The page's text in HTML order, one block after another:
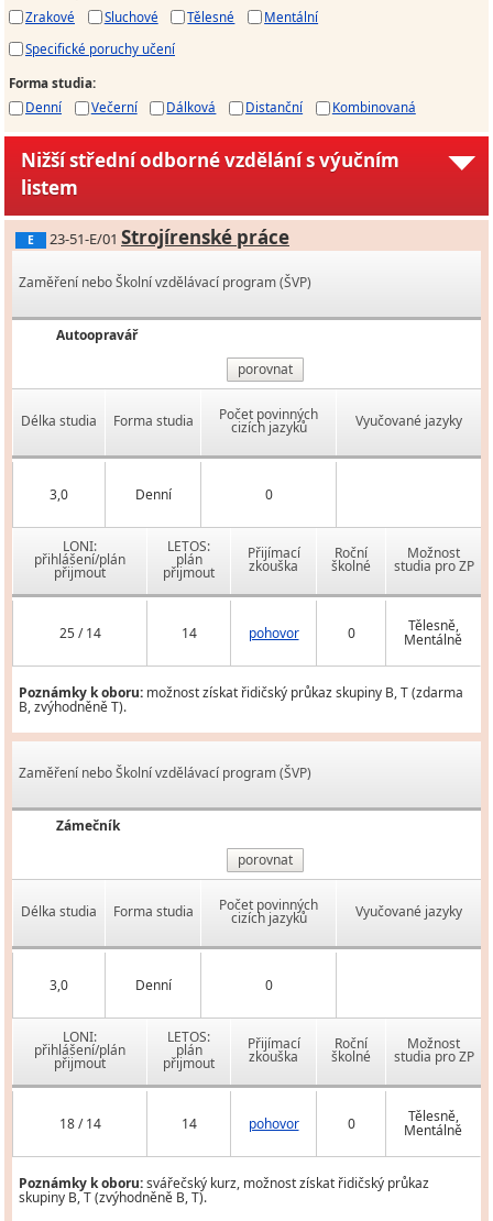
Zrakové
Sluchové Tělesné
Mentální
Specifické poruchy učení
Forma studia:
Denní
Večerní Dálková Distanční Kombinovaná
Nižší střední odborné vzdělání s výučním
listem
E 23-51-E/01 Strojírenské práce
Zaměření nebo Školní vzdělávací program (ŠVP)
Autoopravář
porovnat
Délka studia Forma studia Počet povinných
cizích jazyků Vyučované jazyky
3,0 Denní 0
LONI:
přihlášení/plán
přijmout
LETOS:
plán
přijmout
Přijímací
zkouška
Roční
školné
Možnost
studia pro ZP
25 / 14 14 pohovor 0 Tělesně,
Mentálně
Poznámky k oboru: možnost získat řidičský průkaz skupiny B, T (zdarma
B, zvýhodněně T).
Zaměření nebo Školní vzdělávací program (ŠVP)
Zámečník
porovnat
Délka studia Forma studia Počet povinných
cizích jazyků Vyučované jazyky
3,0 Denní 0
LONI:
přihlášení/plán
přijmout
LETOS:
plán
přijmout
Přijímací
zkouška
Roční
školné
Možnost
studia pro ZP
18 / 14 14 pohovor 0 Tělesně,
Mentálně
Poznámky k oboru:svářečský kurz, možnost získat řidičský průkaz
skupiny B, T (zvýhodněně B, T).